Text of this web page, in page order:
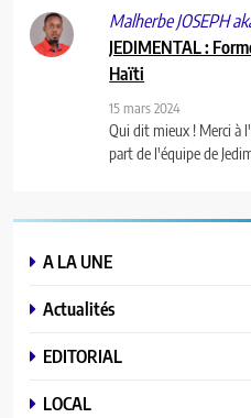
Malherbe JOSEPH
JEDIMENTAL :
Haïti
15 mars 2024
Qui dit mieux ! Merci à
part de l'équipe de
A LA UNE
Actualités
EDITORIAL
LOCAL